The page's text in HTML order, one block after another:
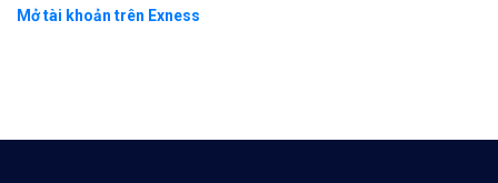
Mở tài khoản trên Exness